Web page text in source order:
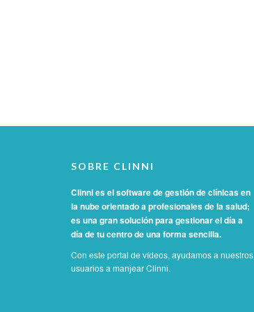
SOBRE CLINNI
Clinni es el software de gestión de clínicas en
la nube orientado a profesionales de la salud;
es una gran solución para gestionar el día a
día de tu centro de una forma sencilla.
Con este portal de vídeos, ayudamos a nuestros
usuarios a manjear Clinni.